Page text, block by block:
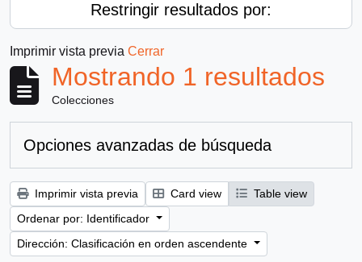
Restringir resultados por:
Imprimir vista previa Cerrar
Mostrando 1 resultados
Colecciones
Opciones avanzadas de búsqueda
Imprimir vista previa Card view
Table view
Ordenar por: Identificador
Dirección: Clasificación en orden ascendente